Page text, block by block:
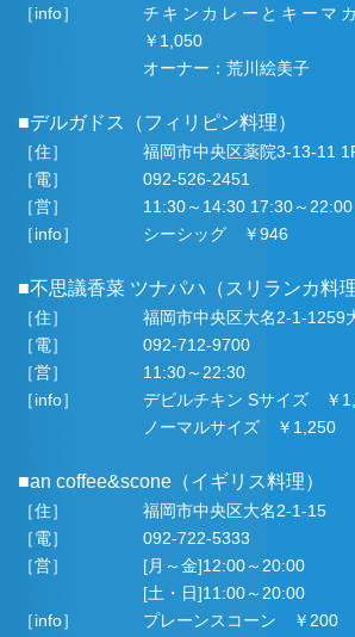
［info］
チキンカレーとキーマ
￥1,050
オーナー：荒川絵美子
■デルガドス（フィリピン料理）
［住］
福岡市中央区薬院3-13-11
［電］
092-526-2451
［営］
11:30～14:30 17:30～22:00
［info］
シーシッグ ￥946
■不思議香菜 ツナパハ（スリランカ料理
［住］
福岡市中央区大名2-1-1259
［電］
092-712-9700
［営］
11:30～22:30
［info］
デビルチキン Sサイズ ￥
ノーマルサイズ ￥1,250
■an coffee&scone（イギリス料理）
［住］
福岡市中央区大名2-1-15
［電］
092-722-5333
［営］
[月～金]12:00～20:00
[土・日]11:00～20:00
［info］
プレーンスコーン ￥200